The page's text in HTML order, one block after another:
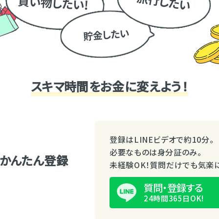
スキマ時間をお金に変えよう！
んたん登録
登録はLINEビデオで約10分。
必要なものは身分証のみ。
未経験OK！質問だけでも気楽
質問・登録する
24時間365日OK!